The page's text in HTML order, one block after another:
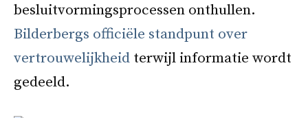
besluitvormingsprocessen onthullen.
Bilderbergs officiële standpunt over
vertrouwelijkheid terwijl informatie wordt
gedeeld.